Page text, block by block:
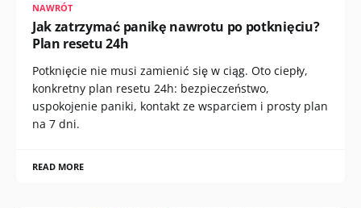
NAWRÓT
Jak zatrzymać panikę nawrotu po potknięciu?
Plan resetu 24h
Potknięcie nie musi zamienić się w ciąg. Oto ciepły,
konkretny plan resetu 24h: bezpieczeństwo,
uspokojenie paniki, kontakt ze wsparciem i prosty plan
na 7 dni.
READ MORE